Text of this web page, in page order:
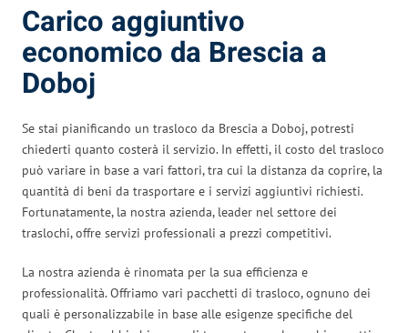
Carico aggiuntivo
economico da Brescia a
Doboj
Se stai pianificando un trasloco da Brescia a Doboj, potresti
chiederti quanto costerà il servizio. In effetti, il costo del trasloco
può variare in base a vari fattori, tra cui la distanza da coprire, la
quantità di beni da trasportare e i servizi aggiuntivi richiesti.
Fortunatamente, la nostra azienda, leader nel settore dei
traslochi, offre servizi professionali a prezzi competitivi.
La nostra azienda è rinomata per la sua efficienza e
professionalità. Offriamo vari pacchetti di trasloco, ognuno dei
quali è personalizzabile in base alle esigenze specifiche del